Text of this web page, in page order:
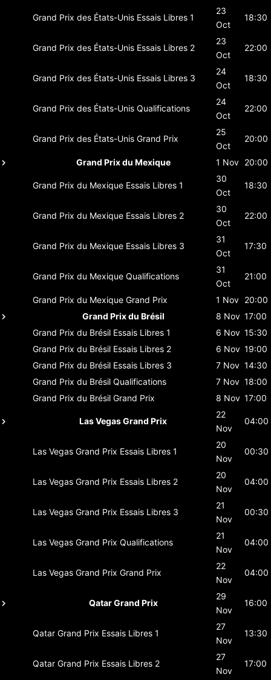
Grand Prix des États-Unis Essais Libres 1
23
Oct
18:30
Grand Prix des États-Unis Essais Libres 2
23
Oct
22:00
Grand Prix des États-Unis Essais Libres 3
24
Oct
18:30
Grand Prix des États-Unis Qualifications
24
Oct
22:00
Grand Prix des États-Unis Grand Prix
25
Oct
20:00
Grand Prix du Mexique 1 Nov 20:00
Grand Prix du Mexique Essais Libres 1
30
Oct
18:30
Grand Prix du Mexique Essais Libres 2
30
Oct
22:00
Grand Prix du Mexique Essais Libres 3
31
Oct
17:30
Grand Prix du Mexique Qualifications
31
Oct
21:00
Grand Prix du Mexique Grand Prix 1 Nov 20:00
Grand Prix du Brésil
8 Nov 17:00
Grand Prix du Brésil Essais Libres 1 6 Nov 15:30
Grand Prix du Brésil Essais Libres 2 6 Nov 19:00
Grand Prix du Brésil Essais Libres 3 7 Nov 14:30
Grand Prix du Brésil Qualifications 7 Nov 18:00
Grand Prix du Brésil Grand Prix 8 Nov 17:00
Las Vegas Grand Prix
22
Nov
04:00
Las Vegas Grand Prix Essais Libres 1
20
Nov
00:30
Las Vegas Grand Prix Essais Libres 2
20
Nov
04:00
Las Vegas Grand Prix Essais Libres 3
21
Nov
00:30
Las Vegas Grand Prix Qualifications
21
Nov
04:00
Las Vegas Grand Prix Grand Prix
22
Nov
04:00
Qatar Grand Prix
29
Nov
16:00
Qatar Grand Prix Essais Libres 1
27
Nov
13:30
Qatar Grand Prix Essais Libres 2
27
Nov
17:00